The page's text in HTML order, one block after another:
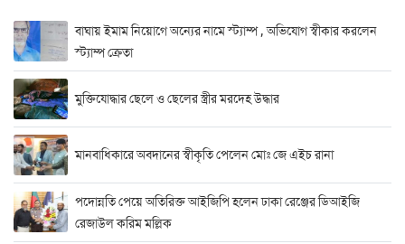
বাঘায় ইমাম নিয়োগে অন্যের নামে স্ট্যাম্প , অভিযোগ স্বীকার করলেন
স্ট্যাম্প ক্রেতা
মুক্তিযোদ্ধার ছেলে ও ছেলের স্ত্রীর মরদেহ উদ্ধার
মানবাধিকারে অবদানের স্বীকৃতি পেলেন মোঃ জে এইচ রানা
পদোন্নতি পেয়ে অতিরিক্ত আইজিপি হলেন ঢাকা রেঞ্জের ডিআইজি
রেজাউল করিম মল্লিক